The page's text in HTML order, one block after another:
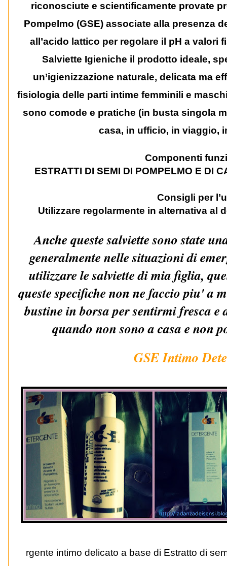
riconosciute e scientificamente provate
Pompelmo (GSE) associate alla presenza
all’acido lattico per regolare il pH a valori
Salviette Igieniche il prodotto ideale,
un’igienizzazione naturale, delicata ma
fisiologia delle parti intime femminili e
sono comode e pratiche (in busta singola
casa, in ufficio, in viaggio,
Componenti
ESTRATTI DI SEMI DI POMPELMO E DI
Consigli per
Utilizzare regolarmente in alternativa al
Anche queste salviette sono state
generalmente nelle situazioni di
utilizzare le salviette di mia figlia,
queste specifiche non ne faccio piu' a
bustine in borsa per sentirmi fresca
quando non sono a casa e non
GSE Intimo
rgente intimo delicato a base di Estratto di